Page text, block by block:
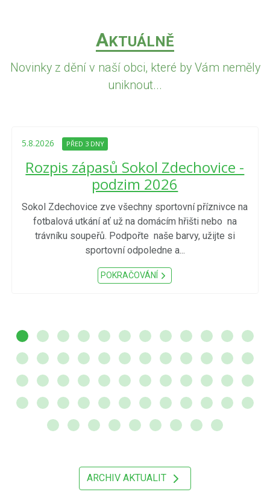
AKTUÁLNĚ
Novinky z dění v naší obci, které by Vám neměly
uniknout...
5.8.2026 PŘED 3 DNY
Rozpis zápasů Sokol Zdechovice -
podzim 2026
Sokol Zdechovice zve všechny sportovní příznivce na
fotbalová utkání ať už na domácím hřišti nebo na
trávníku soupeřů. Podpořte naše barvy, užijte si
sportovní odpoledne a...
POKRAČOVÁNÍ
ARCHIV AKTUALIT